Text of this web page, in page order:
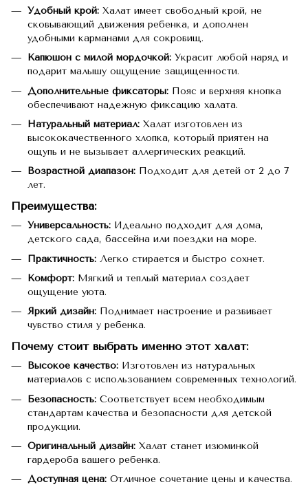
Удобный крой: Халат имеет свободный крой, не
сковывающий движения ребенка, и дополнен
удобными карманами для сокровищ.
Капюшон с милой мордочкой: Украсит любой наряд и
подарит малышу ощущение защищенности.
Дополнительные фиксаторы: Пояс и верхняя кнопка
обеспечивают надежную фиксацию халата.
Натуральный материал: Халат изготовлен из
высококачественного хлопка, который приятен на
ощупь и не вызывает аллергических реакций.
Возрастной диапазон: Подходит для детей от 2 до 7
лет.
Преимущества:
Универсальность: Идеально подходит для дома,
детского сада, бассейна или поездки на море.
Практичность: Легко стирается и быстро сохнет.
Комфорт: Мягкий и теплый материал создает
ощущение уюта.
Яркий дизайн: Поднимает настроение и развивает
чувство стиля у ребенка.
Почему стоит выбрать именно этот халат:
Высокое качество: Изготовлен из натуральных
материалов с использованием современных технологий.
Безопасность: Соответствует всем необходимым
стандартам качества и безопасности для детской
продукции.
Оригинальный дизайн: Халат станет изюминкой
гардероба вашего ребенка.
Доступная цена: Отличное сочетание цены и качества.